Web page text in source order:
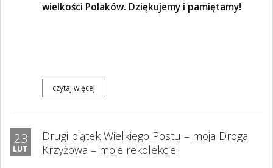
wielkości Polaków. Dziękujemy i pamiętamy!
czytaj więcej
23
LUT
Drugi piątek Wielkiego Postu – moja Droga
Krzyżowa – moje rekolekcje!